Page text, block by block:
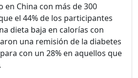
en China con más de 300
el 44% de los participantes
dieta baja en calorías con
una remisión de la diabetes
con un 28% en aquellos que